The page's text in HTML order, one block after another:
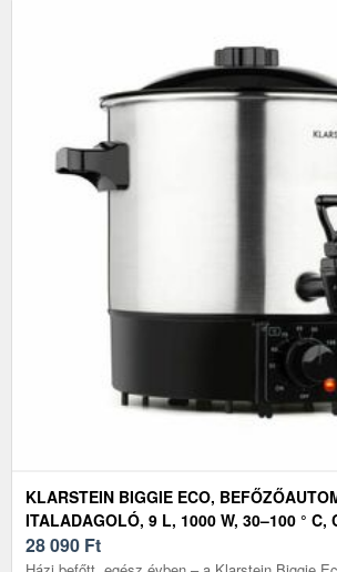
KLARSTEIN BIGGIE ECO,
ITALADAGOLÓ, 9 L, 1000 W, 30–100 ° C,
28 090 Ft